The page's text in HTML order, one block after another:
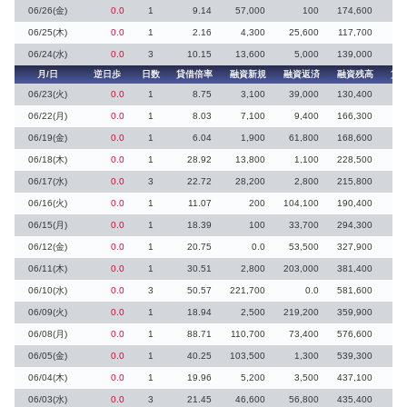
06/26(金) 0.0 1 9.14 57,000 100 174,600
06/25(木) 0.0 1 2.16 4,300 25,600 117,700
06/24(水) 0.0 3 10.15 13,600 5,000
139,000
月/日
逆日歩 日数 貸借倍率 融資新規 融資返済 融資残高
貸
06/23(火)
0.0 1 8.75 3,100 39,000 130,400
06/22(月) 0.0 1 8.03 7,100 9,400 166,300
06/19(金) 0.0 1 6.04 1,900 61,800 168,600
06/18(木) 0.0 1 28.92 13,800 1,100 228,500
06/17(水) 0.0 3 22.72 28,200 2,800 215,800
06/16(火) 0.0 1 11.07 200 104,100 190,400
06/15(月) 0.0 1 18.39 100 33,700 294,300
06/12(金) 0.0 1 20.75 0.0 53,500 327,900
06/11(木) 0.0 1 30.51 2,800 203,000 381,400
06/10(水) 0.0 3 50.57 221,700 0.0 581,600
06/09(火) 0.0 1 18.94 2,500 219,200 359,900
06/08(月) 0.0 1 88.71 110,700 73,400 576,600
06/05(金) 0.0 1 40.25 103,500 1,300 539,300
06/04(木) 0.0 1 19.96 5,200 3,500 437,100
06/03(水) 0.0 3 21.45 46,600 56,800 435,400